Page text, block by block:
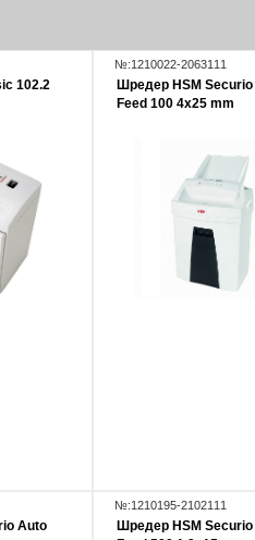
102.2
№:1210022-2063111
Шредер HSM Securio
Feed 100 4x25 mm
Auto
№:1210195-2102111
Шредер HSM Securio